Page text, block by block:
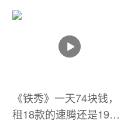
《铁秀》一天74块钱，
租18款的速腾还是19款